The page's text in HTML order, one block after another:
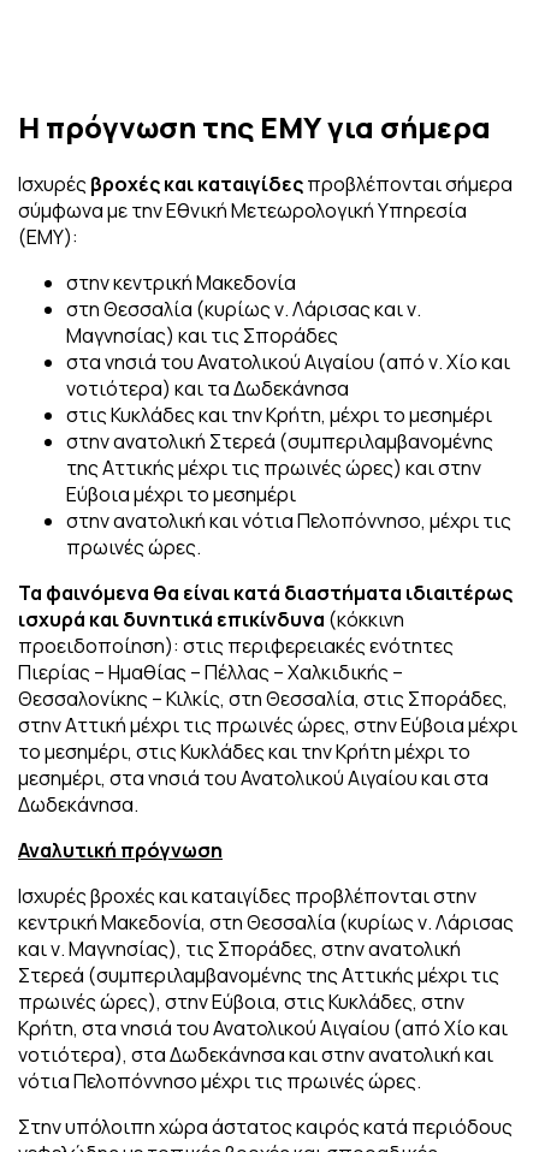
Η πρόγνωση της ΕΜΥ για σήμερα
Ισχυρές βροχές και καταιγίδεςπροβλέπονται σήμερα
σύμφωνα με την Εθνική Μετεωρολογική Υπηρεσία
(ΕΜΥ):
στην κεντρική Μακεδονία
στη Θεσσαλία (κυρίως ν. Λάρισας και ν.
Μαγνησίας) και τις Σποράδες
στα νησιά του Ανατολικού Αιγαίου (από ν. Χίο και
νοτιότερα) και τα Δωδεκάνησα
στις Κυκλάδες και την Κρήτη, μέχρι το μεσημέρι
στην ανατολική Στερεά (συμπεριλαμβανομένης
της Αττικής μέχρι τις πρωινές ώρες) και στην
Εύβοια μέχρι το μεσημέρι
στην ανατολική και νότια Πελοπόννησο, μέχρι τις
πρωινές ώρες.
Τα φαινόμενα θα είναι κατά διαστήματα ιδιαιτέρως
ισχυρά και δυνητικά επικίνδυνα (κόκκινη
προειδοποίηση): στις περιφερειακές ενότητες
Πιερίας – Ημαθίας – Πέλλας – Χαλκιδικής –
Θεσσαλονίκης – Κιλκίς, στη Θεσσαλία, στις Σποράδες,
στην Αττική μέχρι τις πρωινές ώρες, στην Εύβοια μέχρι
το μεσημέρι, στις Κυκλάδες και την Κρήτη μέχρι το
μεσημέρι, στα νησιά του Ανατολικού Αιγαίου και στα
Δωδεκάνησα.
Αναλυτική πρόγνωση
Ισχυρές βροχές και καταιγίδες προβλέπονται στην
κεντρική Μακεδονία, στη Θεσσαλία (κυρίως ν. Λάρισας
και ν. Μαγνησίας), τις Σποράδες, στην ανατολική
Στερεά (συμπεριλαμβανομένης της Αττικής μέχρι τις
πρωινές ώρες), στην Εύβοια, στις Κυκλάδες, στην
Κρήτη, στα νησιά του Ανατολικού Αιγαίου (από Χίο και
νοτιότερα), στα Δωδεκάνησα και στην ανατολική και
νότια Πελοπόννησο μέχρι τις πρωινές ώρες.
Στην υπόλοιπη χώρα άστατος καιρός κατά περιόδους